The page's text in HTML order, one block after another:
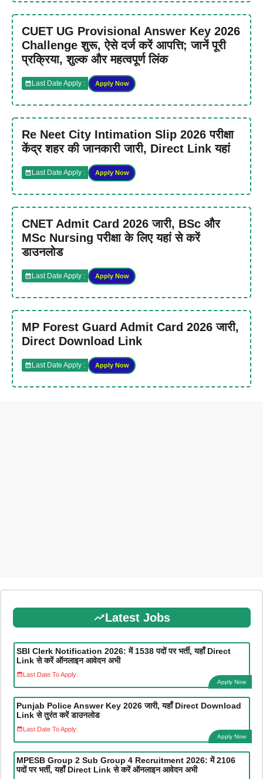
CUET UG Provisional Answer Key 2026
Challenge शुरू, ऐसे दर्ज करें आपत्ति; जानें पूरी
प्रक्रिया, शुल्क और महत्वपूर्ण लिंक
Last Date Apply : Apply Now
Re Neet City Intimation Slip 2026 परीक्षा
केंद्र शहर की जानकारी जारी, Direct Link यहां
Last Date Apply : Apply Now
CNET Admit Card 2026 जारी, BSc और
MSc Nursing परीक्षा के लिए यहां से करें
डाउनलोड
Last Date Apply : Apply Now
MP Forest Guard Admit Card 2026 जारी,
Direct Download Link
Last Date Apply : Apply Now
Latest Jobs
SBI Clerk Notification 2026: में 1538 पदों पर भर्ती, यहाँ Direct
Link से करें ऑनलाइन आवेदन अभी
Last Date To Apply:
Apply Now
Punjab Police Answer Key 2026 जारी, यहाँ Direct Download
Link से तुरंत करें डाउनलोड
Last Date To Apply:
Apply Now
MPESB Group 2 Sub Group 4 Recruitment 2026: में 2106
पदों पर भर्ती, यहाँ Direct Link से करें ऑनलाइन आवेदन अभी